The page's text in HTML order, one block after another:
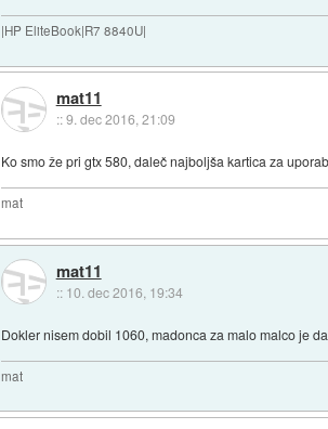
|HP EliteBook|R7 8840U|
mat11
::9. dec 2016, 21:09
Ko smo že pri gtx 580, daleč najboljša kartica za
mat
mat11
:: 10. dec 2016, 19:34
Dokler nisem dobil 1060, madonca za malo malco je
mat